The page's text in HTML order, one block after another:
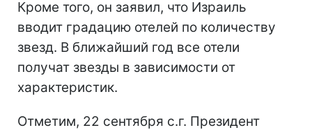
Кроме того, он заявил, что Израиль
вводит градацию отелей по количеству
звезд. В ближайший год все отели
получат звезды в зависимости от
характеристик.
Отметим, 22 сентября с.г. Президент